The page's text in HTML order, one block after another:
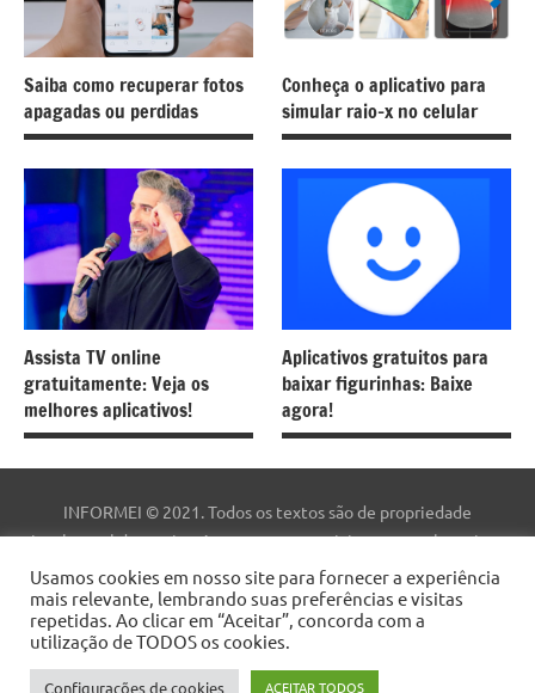
Saiba como recuperar fotos
apagadas ou perdidas
Conheça o aplicativo para
simular raio-x no celular
Assista TV online
gratuitamente: Veja os
melhores aplicativos!
Aplicativos gratuitos para
baixar figurinhas: Baixe
agora!
INFORMEI © 2021. Todos os textos são de propriedade
intelectual deste site. As marcas comerciais, nomes e logotipos
são de propriedade de suas respectivas empresas. Este site não
faz parte do site do Facebook ou do Facebook, Inc. Este site não é
patrocinado pelo Facebook. Facebook ™ é uma marca registrada
da Facebook, Inc.
Usamos cookies em nosso site para fornecer a experiência
mais relevante, lembrando suas preferências e visitas
repetidas. Ao clicar em “Aceitar”, concorda com a
utilização de TODOS os cookies.
Configurações de cookies ACEITAR TODOS